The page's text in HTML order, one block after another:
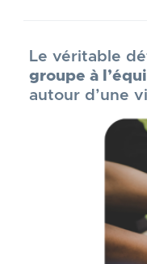
Le véritable
groupe à
autour d’une